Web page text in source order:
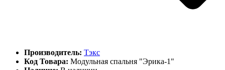
Производитель: Тэкс
Код Товара: Модульная спальня "Эрика-1"